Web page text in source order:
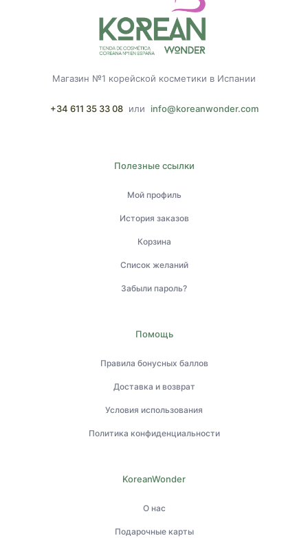
Магазин №1 корейской косметики в Испании
+34 611 35 33 08 или info@koreanwonder.com
Полезные ссылки
Мой профиль
История заказов
Корзина
Список желаний
Забыли пароль?
Помощь
Правила бонусных баллов
Доставка и возврат
Условия использования
Политика конфиденциальности
KoreanWonder
О нас
Подарочные карты